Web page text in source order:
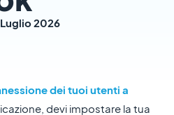
Luglio 2026
dei tuoi utenti a
devi impostare la tua